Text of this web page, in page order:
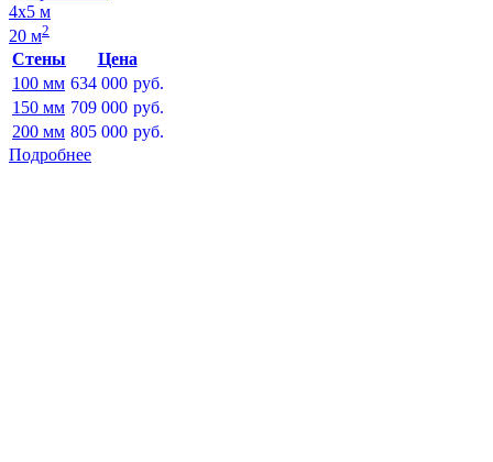
4х5 м
20 м2
Стены
Цена
100 мм 634 000 руб.
150 мм 709 000 руб.
200 мм 805 000 руб.
Подробнее